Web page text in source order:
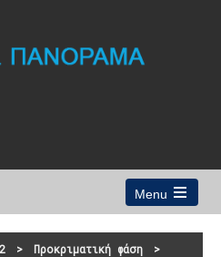
Menu
Open
main
> Προκριματική φάση
>